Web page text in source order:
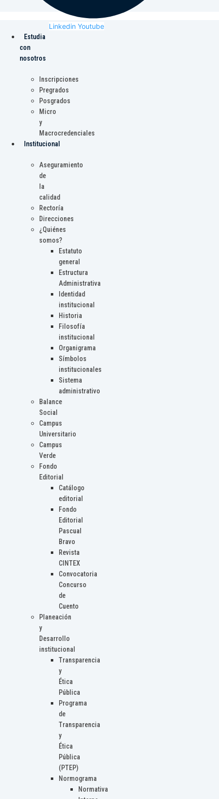
Linkedin Youtube
Estudia
con
nosotros
Inscripciones
Pregrados
Posgrados
Micro
y
Macrocredenciales
Institucional
Aseguramiento
de
la
calidad
Rectoría
Direcciones
¿Quiénes
somos?
Estatuto
general
Estructura
Administrativa
Identidad
institucional
Historia
Filosofía
institucional
Organigrama
Símbolos
institucionales
Sistema
administrativo
Balance
Social
Campus
Universitario
Campus
Verde
Fondo
Editorial
Catálogo
editorial
Fondo
Editorial
Pascual
Bravo
Revista
CINTEX
Convocatoria
Concurso
de
Cuento
Planeación
y
Desarrollo
institucional
Transparencia
y
Ética
Pública
Programa
de
Transparencia
y
Ética
Pública
(PTEP)
Normograma
Normativa